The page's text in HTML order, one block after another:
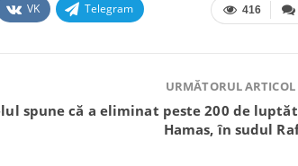
416
VK Telegram
URMĂTORUL ARTICOL
spune că a eliminat peste 200 de
Hamas, în sudul